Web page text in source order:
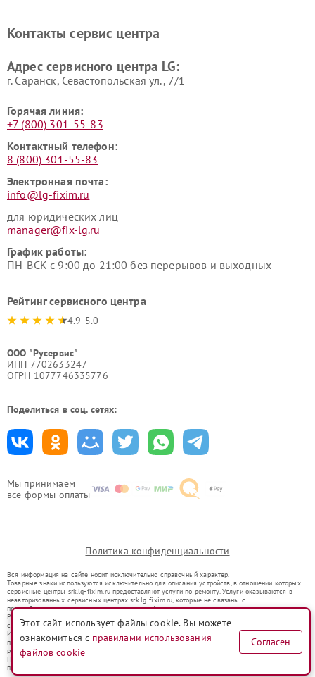
Мы принимаем
все формы оплаты
Ремонт морозильных камер
Ремонт вертикальных
Контакты сервис центра
Адрес сервисного центра LG:
г. Саранск, Севастопольская ул., 7/1
Горячая линия:
+7 (800) 301-55-83
Контактный телефон:
8 (800) 301-55-83
Электронная почта:
info@lg-fixim.ru
для юридических лиц
manager@fix-lg.ru
График работы:
ПН-ВСК с 9:00 до 21:00 без перерывов и выходных
Рейтинг сервисного центра
4.9-5.0
ООО "Русервис"
ИНН 7702633247
ОГРН 1077746335776
Поделиться в соц. сетях:
Политика конфиденциальности
Вся информация на сайте носит исключительно справочный характер.
Товарные знаки используются исключительно для описания устройств, в отношении которых
сервисные центры srk.lg-fixim.ru предоставляют услуги по ремонту. Услуги оказываются в
неавторизованных сервисных центрах srk.lg-fixim.ru, которые не связаны с
правообладателями товарных знаков или их официальными представителями.
Ремонт осуществляется для устройств, уже введенных в гражданский оборот в соответствии
со статьей 1487 ГК РФ.
Использование товарных знаков не преследует цели индивидуализации услуг или введения
потребителей в заблуждение, а служит для информирования о предоставляемых услугах по
ремонту техники указанных брендов.
Представленная на сайте информация не является публичной офертой, определяемой
положениями Статьи 437(2) Гражданского кодекса РФ
Этот сайт использует файлы cookie. Вы можете
ознакомиться с правилами использования
файлов cookie
Согласен